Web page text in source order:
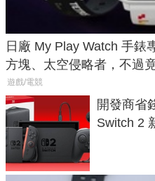
日廠 My Play Watch 手錶
方塊、太空侵略者，不過
遊戲/電競
開發商省
Switch 2